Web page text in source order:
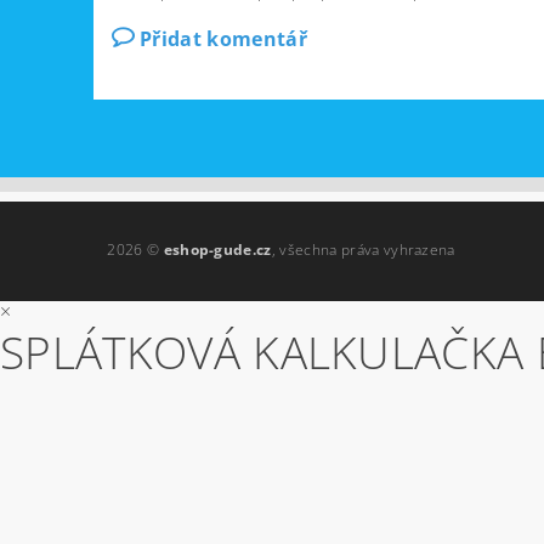
Přidat komentář
2026 © eshop-gude.cz, všechna práva vyhrazena
×
SPLÁTKOVÁ KALKULAČKA